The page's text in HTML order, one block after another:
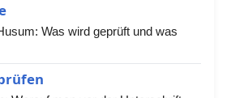
Was wird geprüft und was